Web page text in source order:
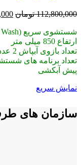
112,800,000 تومان
بود.
شستشوی سریع (Quick Wash) 42 دقیقه
ارتفاع 850 میلی متر
تعداد بازوی آبپاش 2 عدد
تعداد برنامه های شستشو 6
پیش آبکشی
نمایش سریع
سازمان های